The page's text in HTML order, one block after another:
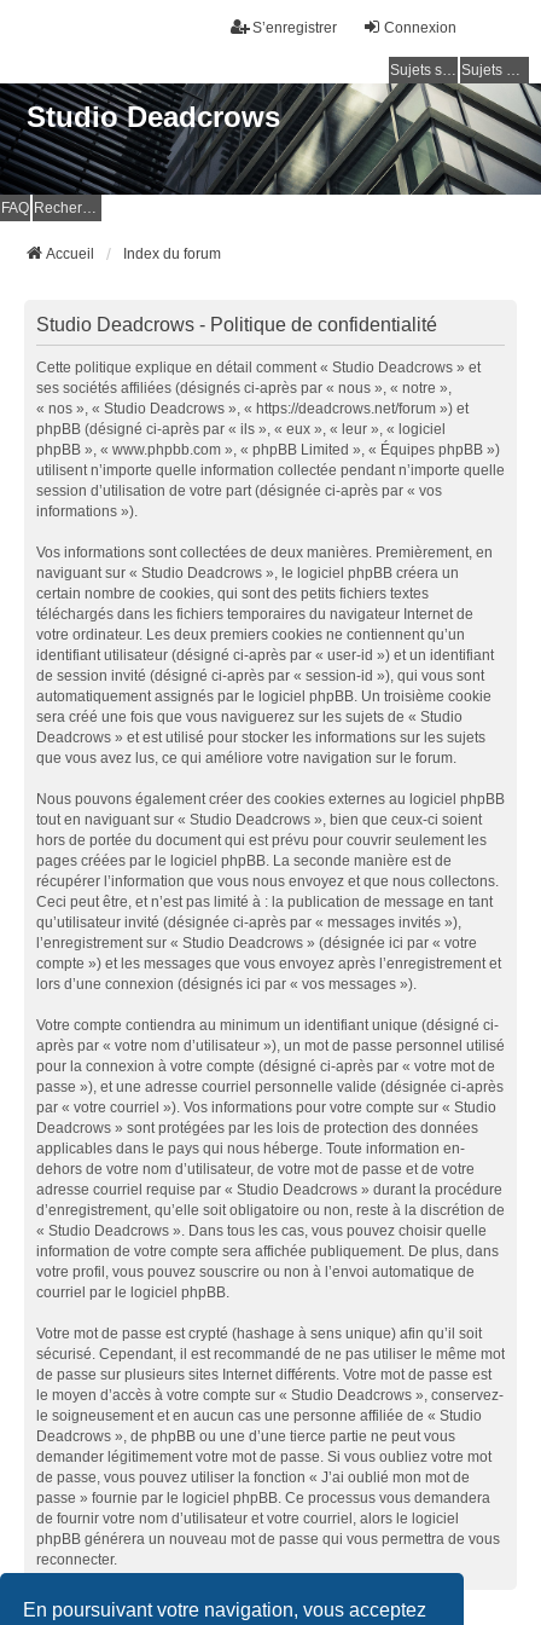
En poursuivant votre navigation, vous acceptez
Connexion
S’enregistrer
Sujets sans réponse Sujets actifs
Studio Deadcrows
FAQ Rechercher
Accueil Index du forum
Studio Deadcrows - Politique de confidentialité
Cette politique explique en détail comment « Studio Deadcrows » et
ses sociétés affiliées (désignés ci-après par « nous », « notre »,
« nos », « Studio Deadcrows », « https://deadcrows.net/forum ») et
phpBB (désigné ci-après par « ils », « eux », « leur », « logiciel
phpBB », « www.phpbb.com », « phpBB Limited », « Équipes phpBB »)
utilisent n’importe quelle information collectée pendant n’importe quelle
session d’utilisation de votre part (désignée ci-après par « vos
informations »).
Vos informations sont collectées de deux manières. Premièrement, en
naviguant sur « Studio Deadcrows », le logiciel phpBB créera un
certain nombre de cookies, qui sont des petits fichiers textes
téléchargés dans les fichiers temporaires du navigateur Internet de
votre ordinateur. Les deux premiers cookies ne contiennent qu’un
identifiant utilisateur (désigné ci-après par « user-id ») et un identifiant
de session invité (désigné ci-après par « session-id »), qui vous sont
automatiquement assignés par le logiciel phpBB. Un troisième cookie
sera créé une fois que vous naviguerez sur les sujets de « Studio
Deadcrows » et est utilisé pour stocker les informations sur les sujets
que vous avez lus, ce qui améliore votre navigation sur le forum.
Nous pouvons également créer des cookies externes au logiciel phpBB
tout en naviguant sur « Studio Deadcrows », bien que ceux-ci soient
hors de portée du document qui est prévu pour couvrir seulement les
pages créées par le logiciel phpBB. La seconde manière est de
récupérer l’information que vous nous envoyez et que nous collectons.
Ceci peut être, et n’est pas limité à : la publication de message en tant
qu’utilisateur invité (désignée ci-après par « messages invités »),
l’enregistrement sur « Studio Deadcrows » (désignée ici par « votre
compte ») et les messages que vous envoyez après l’enregistrement et
lors d’une connexion (désignés ici par « vos messages »).
Votre compte contiendra au minimum un identifiant unique (désigné ci-
après par « votre nom d’utilisateur »), un mot de passe personnel utilisé
pour la connexion à votre compte (désigné ci-après par « votre mot de
passe »), et une adresse courriel personnelle valide (désignée ci-après
par « votre courriel »). Vos informations pour votre compte sur « Studio
Deadcrows » sont protégées par les lois de protection des données
applicables dans le pays qui nous héberge. Toute information en-
dehors de votre nom d’utilisateur, de votre mot de passe et de votre
adresse courriel requise par « Studio Deadcrows » durant la procédure
d’enregistrement, qu’elle soit obligatoire ou non, reste à la discrétion de
« Studio Deadcrows ». Dans tous les cas, vous pouvez choisir quelle
information de votre compte sera affichée publiquement. De plus, dans
votre profil, vous pouvez souscrire ou non à l’envoi automatique de
courriel par le logiciel phpBB.
Votre mot de passe est crypté (hashage à sens unique) afin qu’il soit
sécurisé. Cependant, il est recommandé de ne pas utiliser le même mot
de passe sur plusieurs sites Internet différents. Votre mot de passe est
le moyen d’accès à votre compte sur « Studio Deadcrows », conservez-
le soigneusement et en aucun cas une personne affiliée de « Studio
Deadcrows », de phpBB ou une d’une tierce partie ne peut vous
demander légitimement votre mot de passe. Si vous oubliez votre mot
de passe, vous pouvez utiliser la fonction « J’ai oublié mon mot de
passe » fournie par le logiciel phpBB. Ce processus vous demandera
de fournir votre nom d’utilisateur et votre courriel, alors le logiciel
phpBB générera un nouveau mot de passe qui vous permettra de vous
reconnecter.